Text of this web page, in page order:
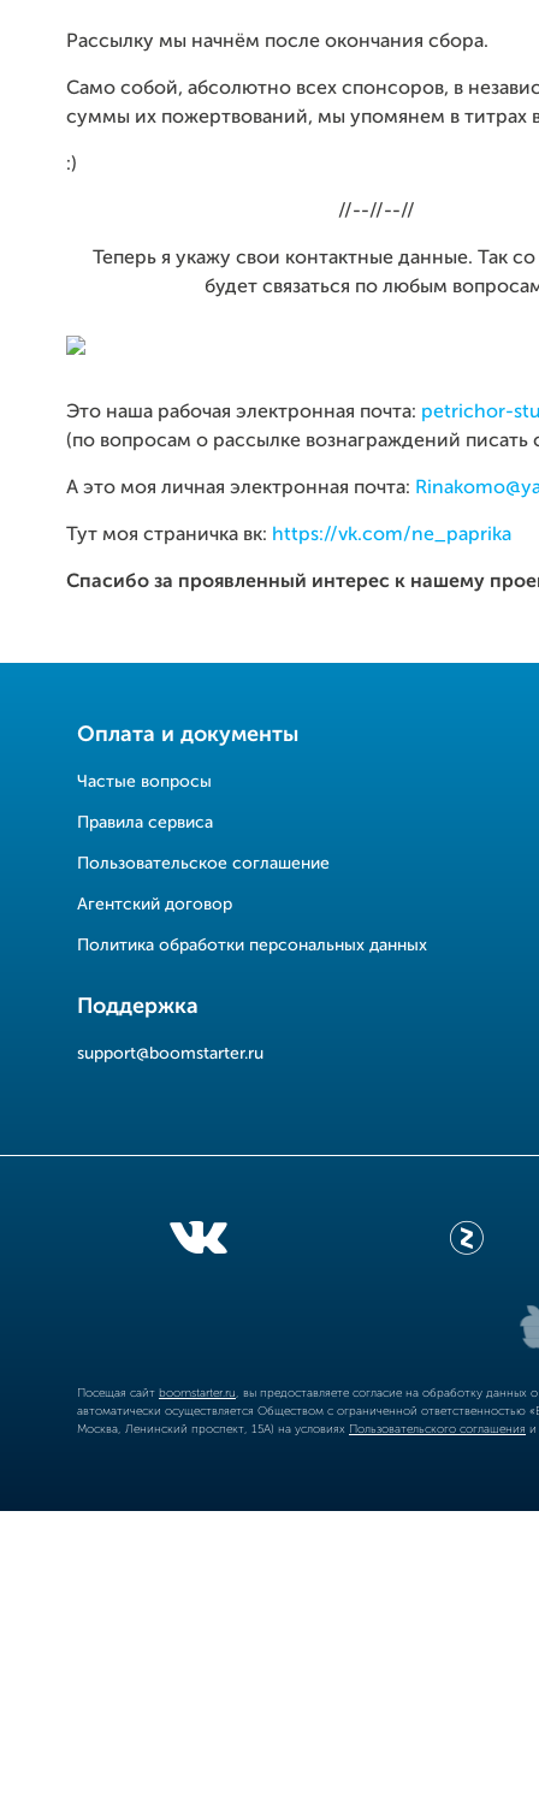
Рассылку мы начнём после окончания сбора.
Само собой, абсолютно всех спонсоров, в
суммы их пожертвований, мы упомянем в титрах
:)
//--//--//
Теперь я укажу свои контактные данные. Так
будет связаться по любым
Это наша рабочая электронная почта: petrichor-
(по вопросам о рассылке вознаграждений писать
А это моя личная электронная почта:
Тут моя страничка вк: https://vk.com/ne_paprika
Спасибо за проявленный интерес к нашему
Оплата и документы
Частые вопросы
Правила сервиса
Пользовательское соглашение
Агентский договор
Политика обработки персональных данных
Поддержка
support@boomstarter.ru
Посещая сайт boomstarter.ru , вы предоставляете согласие на обработку
автоматически осуществляется Обществом с ограниченной
Москва, Ленинский проспект, 15А) на условиях Пользовательского соглашения и